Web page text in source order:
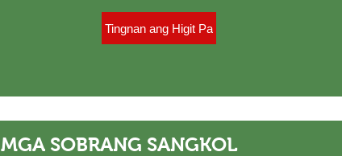
Tingnan ang Higit Pa
MGA SOBRANG SANGKOL